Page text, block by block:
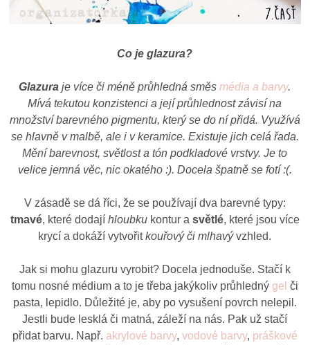
Co je glazura?
Glazura je více či méně průhledná směsmédia a barvy.
Mívá tekutou konzistenci a její průhlednost závisí na
množství barevného pigmentu, který se do ní přidá. Využívá
se hlavně v malbě, ale i v keramice. Existuje jich celá řada.
Mění barevnost, světlost a tón podkladové vrstvy. Je to
velice jemná věc, nic okatého :). Docela špatně se fotí :(.
V zásadě se dá říci, že se používají dva barevné typy:
tmavé, které dodají hloubkukontur a světlé, které jsou více
krycí a dokáží vytvořitkouřový či mlhavývzhled.
Jak si mohu glazuru vyrobit? Docela jednoduše. Stačí k
tomu nosné médium a to je třeba jakýkoliv průhledný gel či
pasta, lepidlo. Důležité je, aby po vysušení povrch nelepil.
Jestli bude lesklá či matná, záleží na nás. Pak už stačí
přidat barvu. Např. akrylové barvy, vodové barvy, práškové